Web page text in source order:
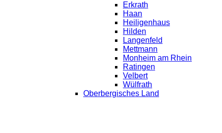
Erkrath
Haan
Heiligenhaus
Hilden
Langenfeld
Mettmann
Monheim am Rhein
Ratingen
Velbert
Wülfrath
Oberbergisches Land